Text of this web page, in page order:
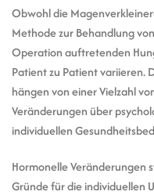
Obwohl die
Methode zur Behandlung
Operation auftretenden
Patient zu Patient variieren.
hängen von einer Vielzahl
Veränderungen über
individuellen
Hormonelle Veränderungen
Gründe für die individuellen